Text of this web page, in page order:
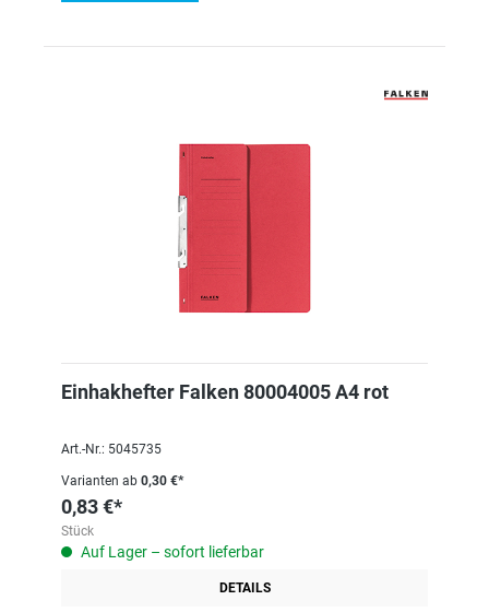
Einhakhefter Falken 80004005 A4 rot
Art.-Nr.: 5045735
Varianten ab 0,30 €*
0,83 €*
Stück
Auf Lager – sofort lieferbar
DETAILS